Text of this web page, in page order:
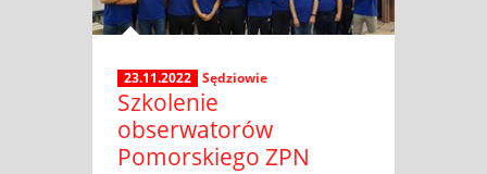
23.11.2022 Sędziowie
Szkolenie
obserwatorów
Pomorskiego ZPN